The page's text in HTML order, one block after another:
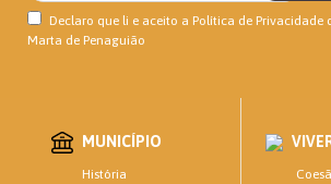
Declaro que li e aceito a Política de Privacidade
Marta de Penaguião
MUNICÍPIO
História